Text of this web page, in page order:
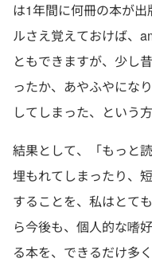
は1年間に何冊の本が
ルさえ覚えておけば、
ともできますが、少し
ったか、あやふやにな
してしまった、という
結果として、「もっと
埋もれてしまったり、
することを、私はとて
ら今後も、個人的な嗜
る本を、できるだけ多